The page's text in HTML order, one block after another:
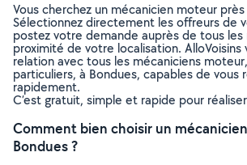
Vous cherchez un mécanicien moteur
Sélectionnez directement les offreurs de
postez votre demande auprès de tous les
proximité de votre localisation. AlloVoisins
relation avec tous les mécaniciens
particuliers, à Bondues, capables de vous
rapidement.
C’est gratuit, simple et rapide pour
Comment bien choisir un
Bondues ?